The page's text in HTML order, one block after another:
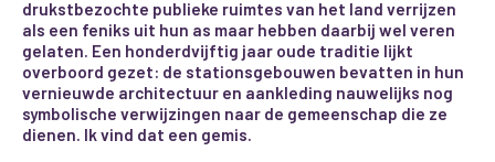
drukstbezochte publieke ruimtes van het land verrijzen
als een feniks uit hun as maar hebben daarbij wel veren
gelaten. Een honderdvijftig jaar oude traditie lijkt
overboord gezet: de stationsgebouwen bevatten in hun
vernieuwde architectuur en aankleding nauwelijks nog
symbolische verwijzingen naar de gemeenschap die ze
dienen. Ik vind dat een gemis.